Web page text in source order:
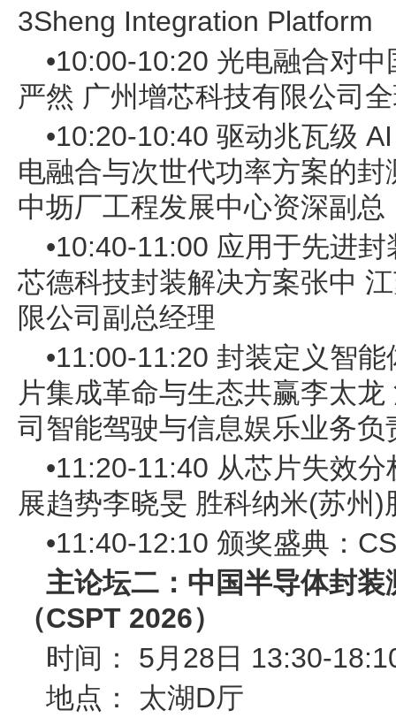
3Sheng Integration Platform
•10:00-10:20 光电融合对
严然 广州增芯科技有限公司
•10:20-10:40 驱动兆瓦级
电融合与次世代功率方案的
中坜厂工程发展中心资深副总
•10:40-11:00 应用于先进
芯德科技封装解决方案张中
限公司副总经理
•11:00-11:20 封装定义智
片集成革命与生态共赢李太
司智能驾驶与信息娱乐业务负
•11:20-11:40 从芯片失效
展趋势李晓旻 胜科纳米(苏州
•11:40-12:10 颁奖盛典：
主论坛二：中国半导体封
（CSPT 2026）
时间： 5月28日 13:30-
地点： 太湖D厅